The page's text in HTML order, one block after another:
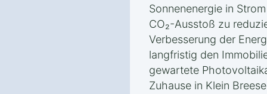
Sonnenenergie in
CO₂-Ausstoß zu
Verbesserung der
langfristig den
gewartete
Zuhause in Klein